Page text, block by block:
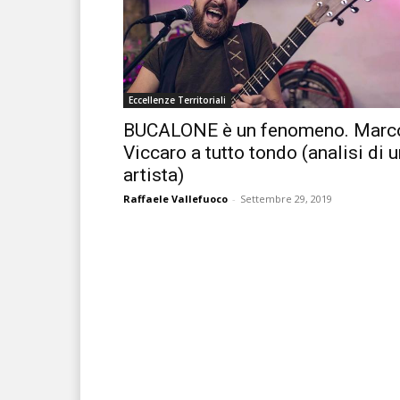
Eccellenze Territoriali
BUCALONE è un fenomeno.
Viccaro a tutto tondo (analisi di
artista)
Raffaele Vallefuoco - Settembre 29, 2019